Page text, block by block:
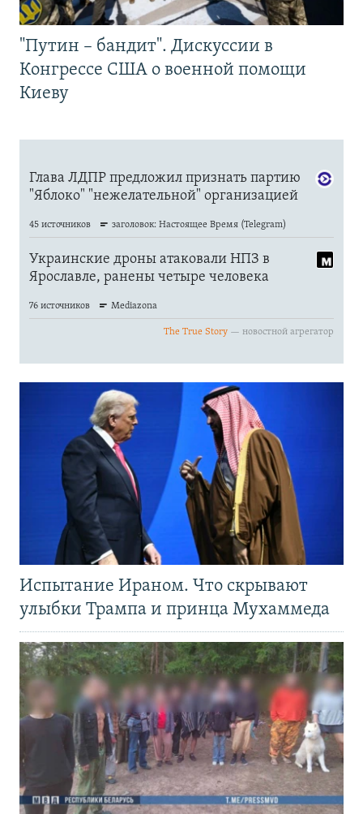
"Путин – бандит". Дискуссии в
Конгрессе США о военной помощи
Киеву
Испытание Ираном. Что скрывают
улыбки Трампа и принца Мухаммеда